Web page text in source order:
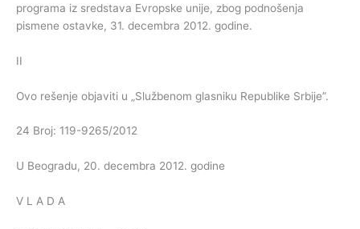
programa iz sredstava Evropske unije, zbog podnošenja
pismene ostavke, 31. decembra 2012. godine.
II
Ovo rešenje objaviti u „Službenom glasniku Republike Srbije”.
24 Broj: 119-9265/2012
U Beogradu, 20. decembra 2012. godine
V L A D A